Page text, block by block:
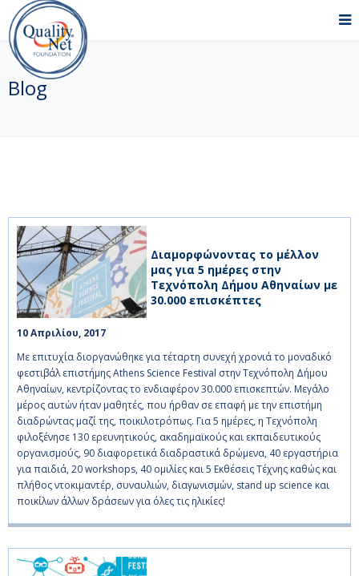
Blog
Διαμορφώνοντας το μέλλον
μας για 5 ημέρες στην
Τεχνόπολη Δήμου Αθηναίων με
30.000 επισκέπτες
10 Απριλίου, 2017
Με επιτυχία διοργανώθηκε για τέταρτη συνεχή χρονιά το μοναδικό
φεστιβάλ επιστήμης Athens Science Festival στην Τεχνόπολη Δήμου
Αθηναίων, κεντρίζοντας το ενδιαφέρον 30.000 επισκεπτών. Μεγάλο
μέρος αυτών ήταν μαθητές, που ήρθαν σε επαφή με την επιστήμη
διαδρώντας μαζί της, ποικιλοτρόπως. Για 5 ημέρες, η Τεχνόπολη
φιλοξένησε 130 ερευνητικούς, ακαδημαϊκούς και εκπαιδευτικούς
οργανισμούς, 90 διαφορετικά διαδραστικά δρώμενα, 40 εργαστήρια
για παιδιά, 20 workshops, 40 ομιλίες και 5 Εκθέσεις Τέχνης καθώς και
πλήθος ντοκιμαντέρ, συναυλιών, διαγωνισμών, stand up science και
ποικίλων άλλων δράσεων για όλες τις ηλικίες!